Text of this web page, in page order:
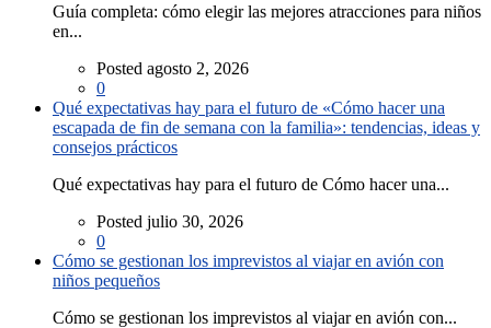
Guía completa: cómo elegir las mejores atracciones para niños
en...
Posted agosto 2, 2026
0
Qué expectativas hay para el futuro de «Cómo hacer una
escapada de fin de semana con la familia»: tendencias, ideas y
consejos prácticos
Qué expectativas hay para el futuro de Cómo hacer una...
Posted julio 30, 2026
0
Cómo se gestionan los imprevistos al viajar en avión con
niños pequeños
Cómo se gestionan los imprevistos al viajar en avión con...